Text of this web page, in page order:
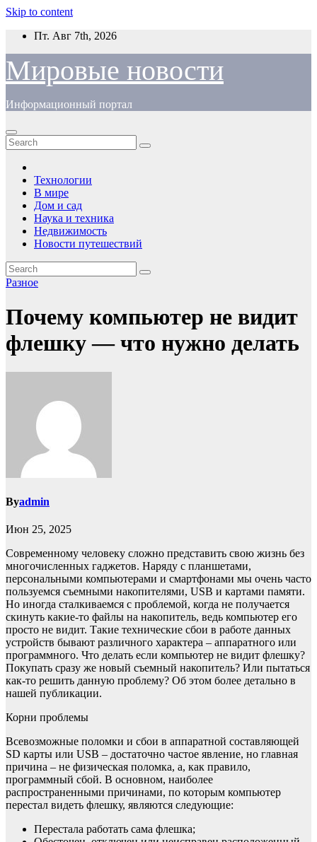
Skip to content
Пт. Авг 7th, 2026
Мировые новости
Информационный портал
Технологии
В мире
Дом и сад
Наука и техника
Недвижимость
Новости путешествий
Разное
Почему компьютер не видит
флешку — что нужно делать
Byadmin
Июн 25, 2025
Современному человеку сложно представить свою жизнь без
многочисленных гаджетов. Наряду с планшетами,
персональными компьютерами и смартфонами мы очень часто
пользуемся съемными накопителями, USB и картами памяти.
Но иногда сталкиваемся с проблемой, когда не получается
скинуть какие-то файлы на накопитель, ведь компьютер его
просто не видит. Такие технические сбои в работе данных
устройств бывают различного характера – аппаратного или
программного. Что делать если компьютер не видит флешку?
Покупать сразу же новый съемный накопитель? Или пытаться
как-то решить данную проблему? Об этом более детально в
нашей публикации.
Корни проблемы
Всевозможные поломки и сбои в аппаратной составляющей
SD карты или USB – достаточно частое явление, но главная
причина – не физическая поломка, а, как правило,
программный сбой. В основном, наиболее
распространенными причинами, по которым компьютер
перестал видеть флешку, являются следующие:
Перестала работать сама флешка;